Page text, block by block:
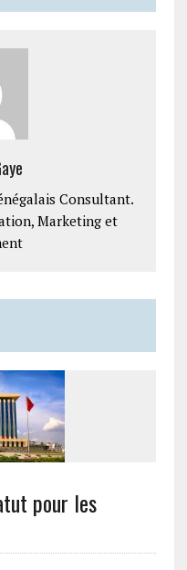
Consultant.
Marketing et
pour les